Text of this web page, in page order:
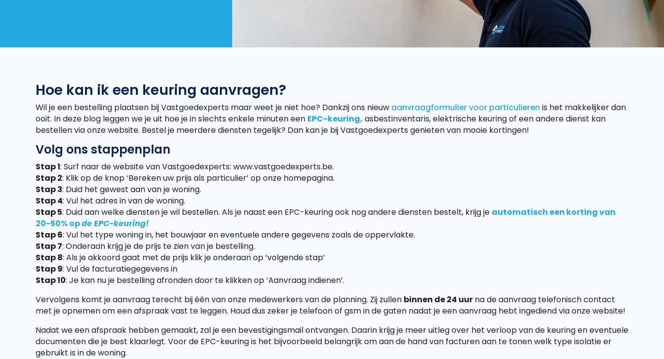
Hoe kan ik een keuring aanvragen?
Wil je een bestelling plaatsen bij Vastgoedexperts maar weet je niet hoe? Dankzij ons nieuw aanvraagformulier voor particulieren is het makkelijker dan
ooit. In deze blog leggen we je uit hoe je in slechts enkele minuten een EPC-keuring, asbestinventaris, elektrische keuring of een andere dienst kan
bestellen via onze website. Bestel je meerdere diensten tegelijk? Dan kan je bij Vastgoedexperts genieten van mooie kortingen!
Volg ons stappenplan
Stap 1: Surf naar de website van Vastgoedexperts: www.vastgoedexperts.be.
Stap 2: Klik op de knop ‘Bereken uw prijs als particulier’ op onze homepagina.
Stap 3: Duid het gewest aan van je woning.
Stap 4: Vul het adres in van de woning.
Stap 5: Duid aan welke diensten je wil bestellen. Als je naast een EPC-keuring ook nog andere diensten bestelt, krijg je automatisch een korting van
20-50% opde EPC-keuring!
Stap 6: Vul het type woning in, het bouwjaar en eventuele andere gegevens zoals de oppervlakte.
Stap 7: Onderaan krijg je de prijs te zien van je bestelling.
Stap 8: Als je akkoord gaat met de prijs klik je onderaan op ‘volgende stap’
Stap 9: Vul de facturatiegegevens in
Stap 10: Je kan nu je bestelling afronden door te klikken op ‘Aanvraag indienen’.
Vervolgens komt je aanvraag terecht bij één van onze medewerkers van de planning. Zij zullen binnen de 24 uur na de aanvraag telefonisch contact
met je opnemen om een afspraak vast te leggen. Houd dus zeker je telefoon of gsm in de gaten nadat je een aanvraag hebt ingediend via onze website!
Nadat we een afspraak hebben gemaakt, zal je een bevestigingsmail ontvangen. Daarin krijg je meer uitleg over het verloop van de keuring en eventuele
documenten die je best klaarlegt. Voor de EPC-keuring is het bijvoorbeeld belangrijk om aan de hand van facturen aan te tonen welk type isolatie er
gebruikt is in de woning.